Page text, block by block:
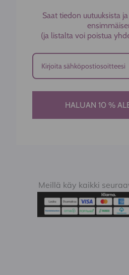
Saat tiedon uutuuksista
(ja listalta voi poistua
HALUAN 10 %
Meillä käy kaikki